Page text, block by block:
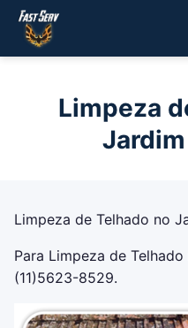
Limpeza
Limpeza de Telhado no
Para Limpeza de
(11)5623-8529.